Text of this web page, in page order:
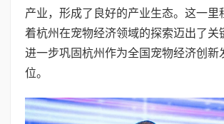
产业，形成了良好的产业生态。这一里
着杭州在宠物经济领域的探索迈出了关
进一步巩固杭州作为全国宠物经济创新
位。